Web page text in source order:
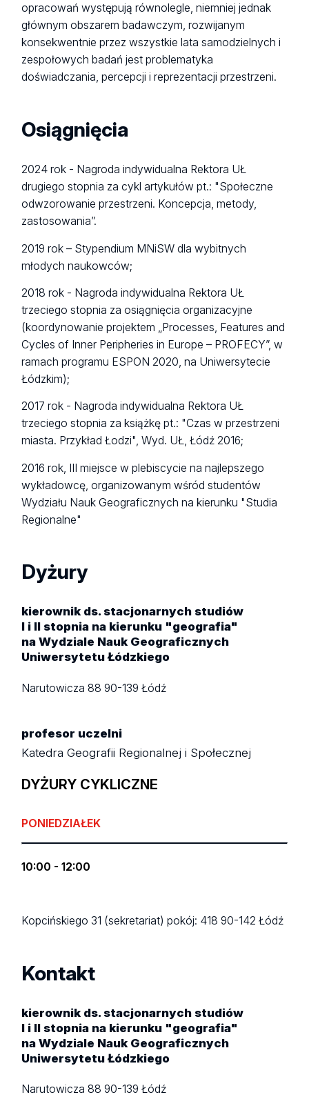
opracowań występują równolegle, niemniej jednak
głównym obszarem badawczym, rozwijanym
konsekwentnie przez wszystkie lata samodzielnych i
zespołowych badań jest problematyka
doświadczania, percepcji i reprezentacji przestrzeni.
Osiągnięcia
2024 rok - Nagroda indywidualna Rektora UŁ
drugiego stopnia za cykl artykułów pt.: "Społeczne
odwzorowanie przestrzeni. Koncepcja, metody,
zastosowania”.
2019 rok – Stypendium MNiSW dla wybitnych
młodych naukowców;
2018 rok - Nagroda indywidualna Rektora UŁ
trzeciego stopnia za osiągnięcia organizacyjne
(koordynowanie projektem „Processes, Features and
Cycles of Inner Peripheries in Europe – PROFECY”, w
ramach programu ESPON 2020, na Uniwersytecie
Łódzkim);
2017 rok - Nagroda indywidualna Rektora UŁ
trzeciego stopnia za książkę pt.: "Czas w przestrzeni
miasta. Przykład Łodzi", Wyd. UŁ, Łódź 2016;
2016 rok, III miejsce w plebiscycie na najlepszego
wykładowcę, organizowanym wśród studentów
Wydziału Nauk Geograficznych na kierunku "Studia
Regionalne"
Dyżury
kierownik ds. stacjonarnych studiów
I i II stopnia na kierunku "geografia"
na Wydziale Nauk Geograficznych
Uniwersytetu Łódzkiego
Narutowicza 8890-139 Łódź
profesor uczelni
Katedra Geografii Regionalnej i Społecznej
DYŻURY CYKLICZNE
PONIEDZIAŁEK
10:00 - 12:00
Kopcińskiego 31 (sekretariat)pokój: 41890-142 Łódź
Kontakt
kierownik ds. stacjonarnych studiów
I i II stopnia na kierunku "geografia"
na Wydziale Nauk Geograficznych
Uniwersytetu Łódzkiego
Narutowicza 8890-139 Łódź